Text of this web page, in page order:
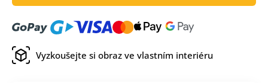
Vyzkoušejte si obraz ve vlastním interiéru